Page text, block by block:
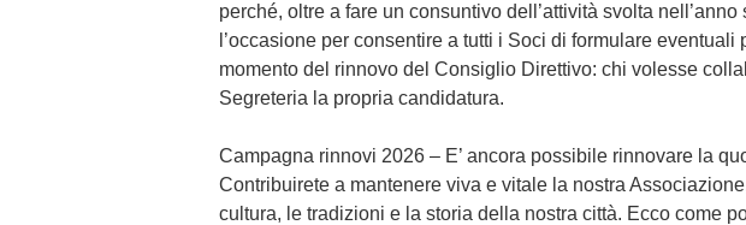
perché, oltre a fare un consuntivo dell’attività svolta
l’occasione per consentire a tutti i Soci di formulare eventuali
momento del rinnovo del Consiglio Direttivo: chi volesse
Segreteria la propria candidatura.
Campagna rinnovi 2026 – E’ ancora possibile rinnovare la
Contribuirete a mantenere viva e vitale la nostra
cultura, le tradizioni e la storia della nostra città. Ecco come